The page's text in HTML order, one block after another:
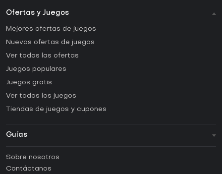
Ofertas y Juegos
Mejores ofertas de juegos
Nuevas ofertas de juegos
Ver todas las ofertas
Juegos populares
Juegos gratis
Ver todos los juegos
Tiendas de juegos y cupones
Guías
Guías y tutoriales
Sobre nosotros
Contáctanos